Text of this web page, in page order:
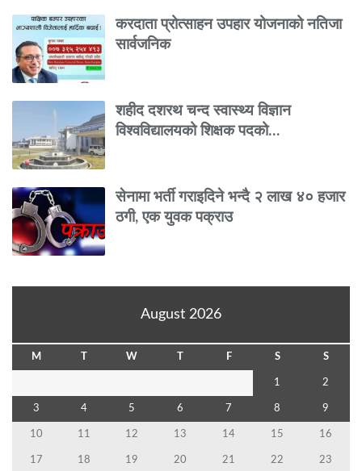
करदाता प्रोत्साहन उपहार योजनाको नतिजा
सार्वजनिक
शहीद दशरथ चन्द स्वास्थ्य विज्ञान
विश्वविद्यालयको शिक्षक पदको…
सेनामा भर्ती गराइदिने भन्दै २ लाख ४० हजार
ठगी, एक युवक पक्राउ
August 2026
M T W T F S S
1 2
3 4 5 6 7 8 9
10 11 12 13 14 15 16
17 18 19 20 21 22 23